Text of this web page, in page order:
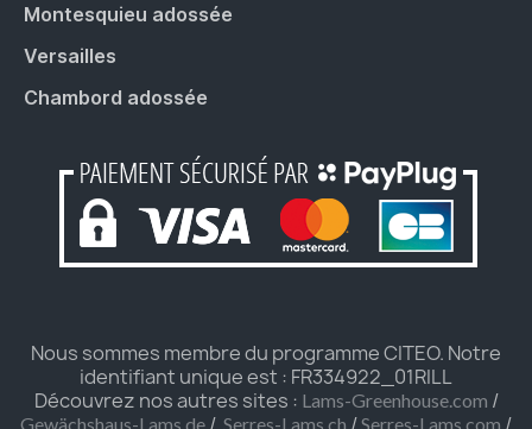
Montesquieu adossée
Versailles
Chambord adossée
Nous sommes membre du programme CITEO. Notre
identifiant unique est : FR334922_01RILL
Découvrez nos autres sites : Lams-Greenhouse.com /
Gewächshaus-Lams.de Serres-Lams.ch Serres-Lams.com